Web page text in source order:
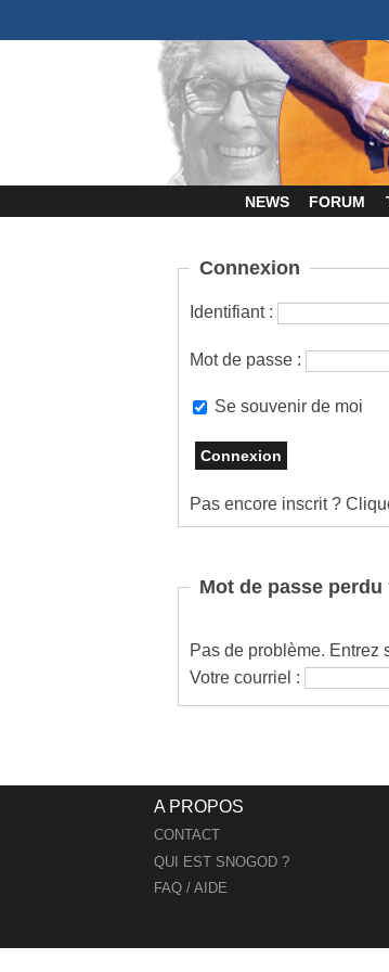
NEWS FORUM
Connexion
Identifiant :
Mot de passe :
Se souvenir de moi
Pas encore inscrit ?
Mot de passe perdu
Pas de problème. Entrez
Votre courriel :
A PROPOS
CONTACT
QUI EST SNOGOD ?
FAQ / AIDE